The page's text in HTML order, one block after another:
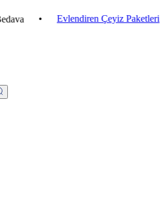
• Evlendiren Çeyiz Paketleri •